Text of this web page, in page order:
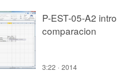
P-EST-05-A2 intro
comparacion
3:22 · 2014